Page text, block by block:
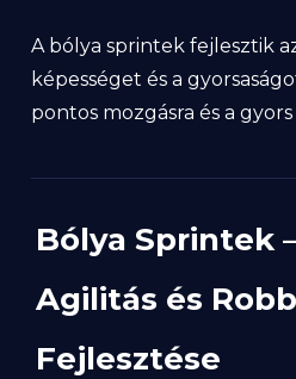
A bólya sprintek fejlesztik
képességet és a
pontos mozgásra és a
Bólya Sprintek
Agilitás és
Fejlesztése